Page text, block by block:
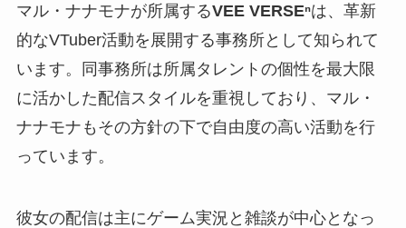
マル・ナナモナが所属するVEE VERSEⁿは、革新
的なVTuber活動を展開する事務所として知られて
います。同事務所は所属タレントの個性を最大限
に活かした配信スタイルを重視しており、マル・
ナナモナもその方針の下で自由度の高い活動を行
っています。
彼女の配信は主にゲーム実況と雑談が中心となっ